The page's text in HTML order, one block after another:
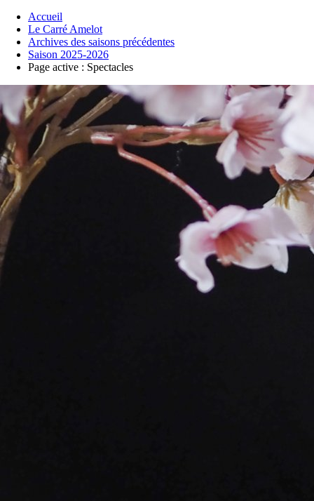
Accueil
Le Carré Amelot
Archives des saisons précédentes
Saison 2025-2026
Page active : Spectacles